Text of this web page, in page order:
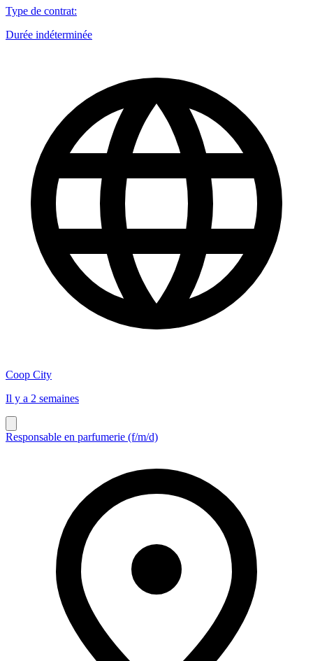
Type de contrat:
Durée indéterminée
Coop City
Il y a 2 semaines
Responsable en parfumerie (f/m/d)